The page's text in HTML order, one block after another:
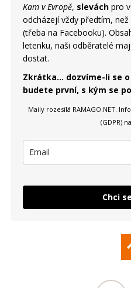
Kam v Evropě, slevách pro
odcházejí vždy předtím,
(třeba na Facebooku).
letenku, naši odběratelé
dostat.
Zkrátka... dozvíme-li se
budete první, s kým se
Maily rozesílá RAMAGO.NET.
(GDPR)
Chci